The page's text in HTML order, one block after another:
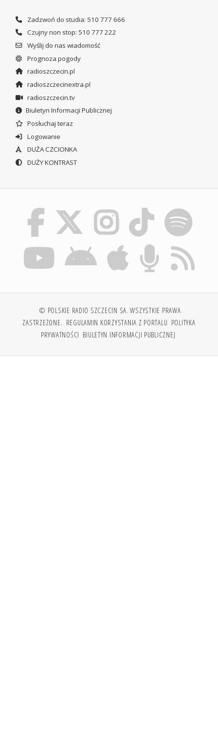
Zadzwoń do studia: 510 777 666
Czujny non stop: 510 777 222
Wyślij do nas wiadomość
Prognoza pogody
radioszczecin.pl
radioszczecinextra.pl
radioszczecin.tv
Biuletyn Informacji Publicznej
Posłuchaj teraz
Logowanie
DUŻA CZCIONKA
DUŻY KONTRAST
© POLSKIE RADIO SZCZECIN SA. WSZYSTKIE PRAWA
ZASTRZEŻONE. REGULAMIN KORZYSTANIA Z PORTALU POLITYKA
PRYWATNOŚCI BIULETYN INFORMACJI PUBLICZNEJ